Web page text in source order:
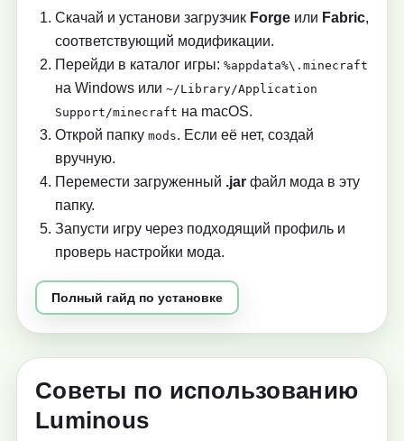
Скачай и установи загрузчик Forge или Fabric,
соответствующий модификации.
Перейди в каталог игры: %appdata%\.minecraft
на Windows или ~/Library/Application
Support/minecraft на macOS.
Открой папку mods. Если её нет, создай
вручную.
Перемести загруженный .jar файл мода в эту
папку.
Запусти игру через подходящий профиль и
проверь настройки мода.
Полный гайд по установке
Советы по использованию
Luminous